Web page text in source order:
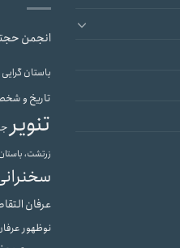
انجمن
باستان گرایی
تاریخ و
تنویر
زرتشت،
عرفان
نوظهور